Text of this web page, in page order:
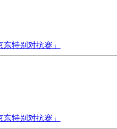
特别对抗赛」
特别对抗赛」